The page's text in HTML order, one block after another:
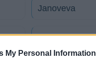
My Personal Information
Janoveva
Jai eta dantza